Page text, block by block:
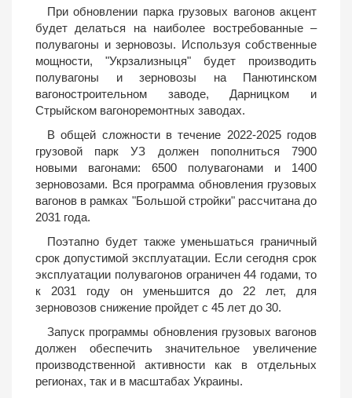
При обновлении парка грузовых вагонов акцент
будет делаться на наиболее востребованные –
полувагоны и зерновозы. Используя собственные
мощности, "Укрзализныця" будет производить
полувагоны и зерновозы на Панютинском
вагоностроительном заводе, Дарницком и
Стрыйском вагоноремонтных заводах.
В общей сложности в течение 2022-2025 годов
грузовой парк УЗ должен пополниться 7900
новыми вагонами: 6500 полувагонами и 1400
зерновозами. Вся программа обновления грузовых
вагонов в рамках "Большой стройки" рассчитана до
2031 года.
Поэтапно будет также уменьшаться граничный
срок допустимой эксплуатации. Если сегодня срок
эксплуатации полувагонов ограничен 44 годами, то
к 2031 году он уменьшится до 22 лет, для
зерновозов снижение пройдет с 45 лет до 30.
Запуск программы обновления грузовых вагонов
должен обеспечить значительное увеличение
производственной активности как в отдельных
регионах, так и в масштабах Украины.